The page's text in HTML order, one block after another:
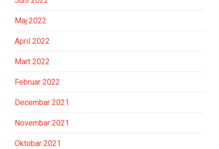
Maj 2022
April 2022
Mart 2022
Februar 2022
Decembar 2021
Novembar 2021
Oktobar 2021